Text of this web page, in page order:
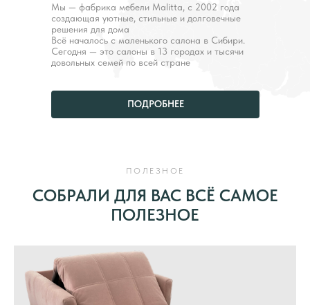
Мы — фабрика мебели Malitta, с 2002 года
создающая уютные, стильные и долговечные
решения для дома
Всё началось с маленького салона в Сибири.
Сегодня — это салоны в 13 городах и тысячи
довольных семей по всей стране
ПОДРОБНЕЕ
ПОЛЕЗНОЕ
СОБРАЛИ ДЛЯ ВАС ВСЁ САМОЕ
ПОЛЕЗНОЕ